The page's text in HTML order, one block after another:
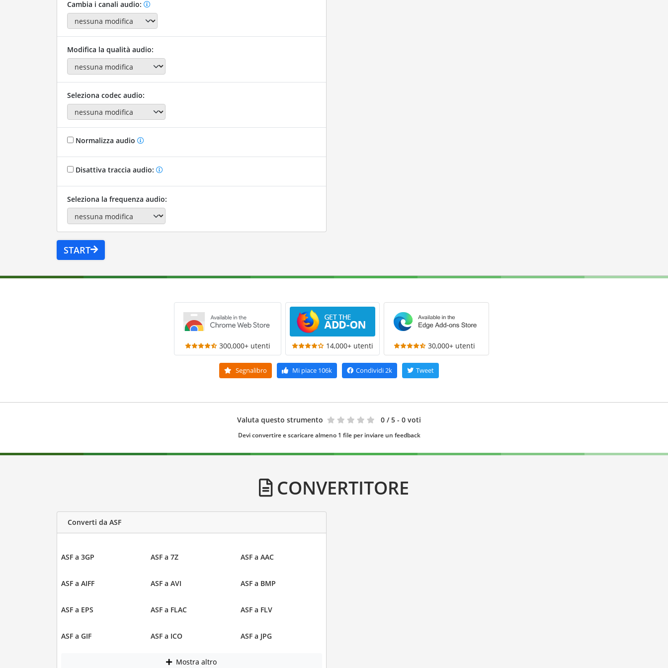
Cambia i canali audio:
Modifica la qualità audio:
Seleziona codec audio:
Normalizza audio
Disattiva traccia audio:
Seleziona la frequenza audio:
START
300,000+ utenti 14,000+ utenti 30,000+ utenti
Segnalibro Mi piace 106k Condividi2k Tweet
Valuta questo strumento 0 / 5 - 0 voti
Devi convertire e scaricare almeno 1 file per inviare un feedback
CONVERTITORE
Converti da ASF
ASF a 3GP ASF a 7Z ASF a AAC
ASF a AIFF ASF a AVI ASF a BMP
ASF a EPS ASF a FLAC ASF a FLV
ASF a GIF ASF a ICO ASF a JPG
Mostra altro